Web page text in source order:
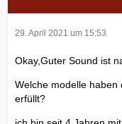
29. April 2021 um 15:53
Okay,Guter Sound ist
Welche modelle haben
erfüllt?